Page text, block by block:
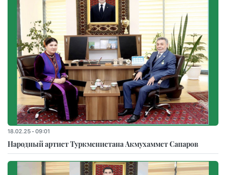
18.02.25 - 09:01
Народный артист Туркменистана Акмухаммет Сапаров